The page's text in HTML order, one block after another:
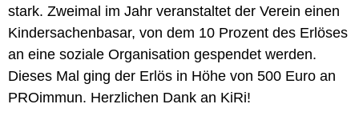
stark. Zweimal im Jahr veranstaltet der Verein einen
Kindersachenbasar, von dem 10 Prozent des Erlöses
an eine soziale Organisation gespendet werden.
Dieses Mal ging der Erlös in Höhe von 500 Euro an
PROimmun. Herzlichen Dank an KiRi!